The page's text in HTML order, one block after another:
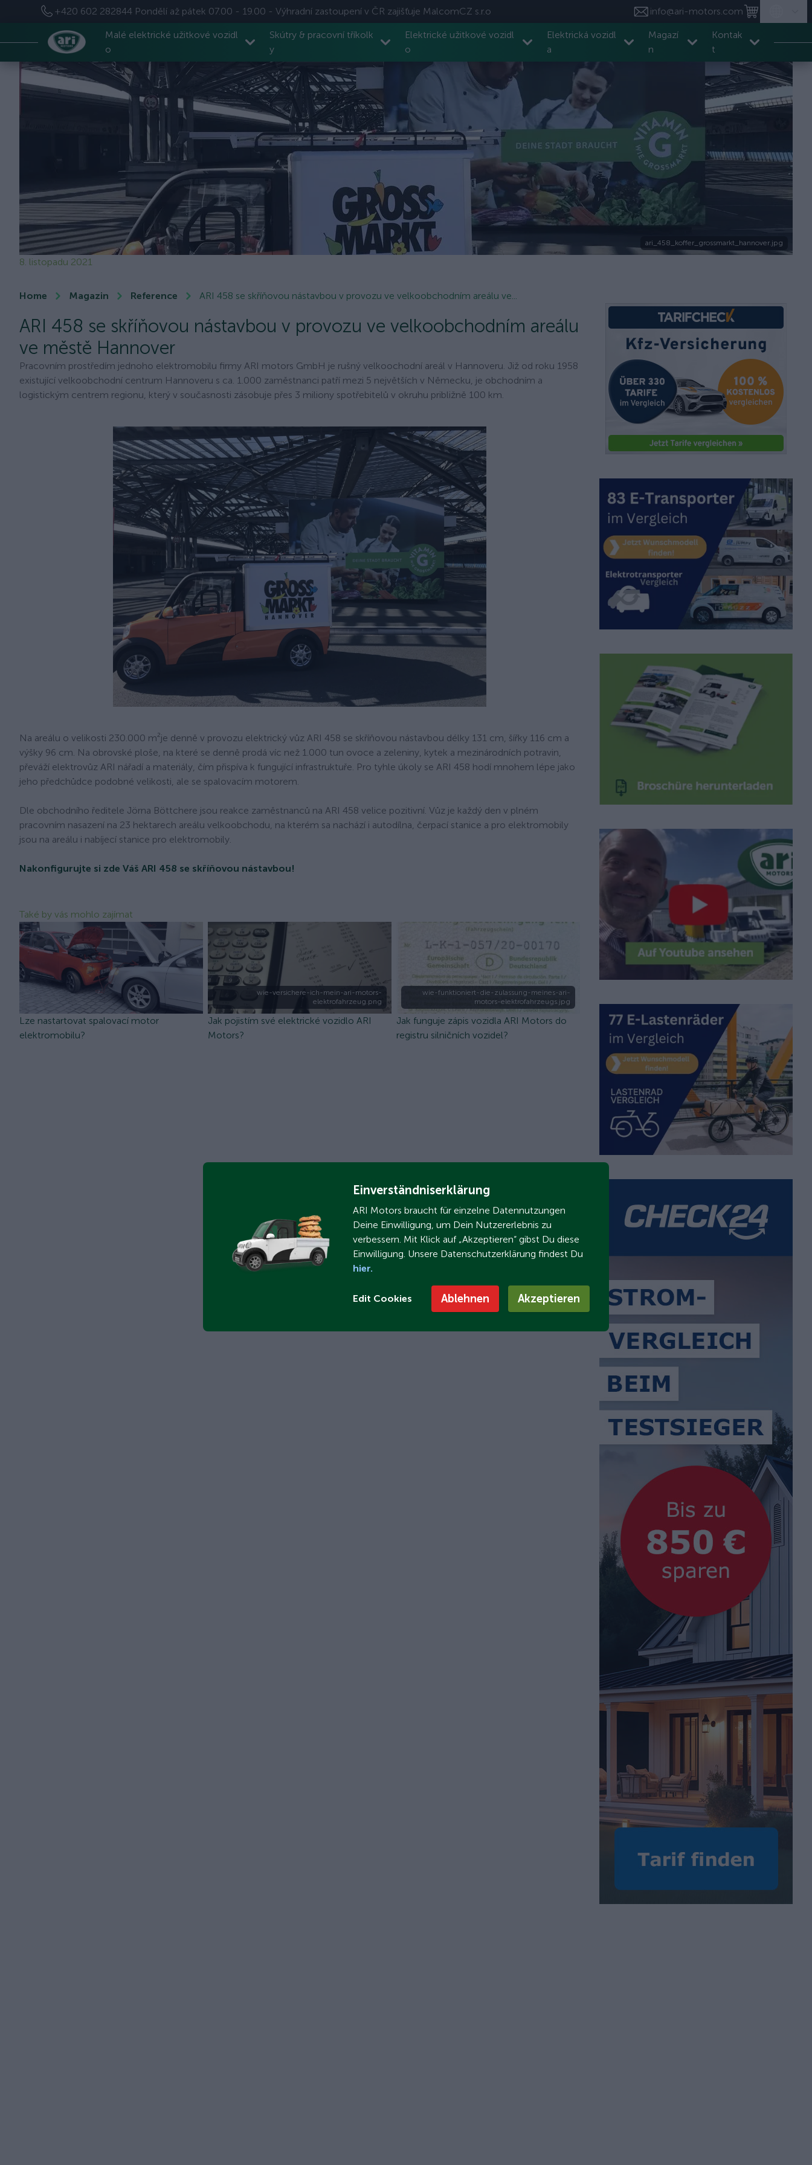
+420 602 282844 Pondělí až pátek 07.00 - 19.00 - Výhradní zastoupení v ČR zajišťuje MalcomCZ s.r.o info@ari-motors.com
Malé elektrické užitkové vozidl
o
Skútry & pracovní tříkolk
y
Elektrické užitkové vozidl
o
Elektrická vozidl
a
Magazí
n
Kontak
t
ari_458_koffer_grossmarkt_hannover.jpg
8. listopadu 2021
Home Magazin Reference ARI 458 se skříňovou nástavbou v provozu ve velkoobchodním areálu ve...
ARI 458 se skříňovou nástavbou v provozu ve velkoobchodním areálu
ve městě Hannover
Pracovním prostředím jednoho elektromobilu firmy ARI motors GmbH je rušný velkoochodní areál v Hannoveru. Již od roku 1958
existující velkoobchodní centrum Hannoveru s ca. 1.000 zaměstnanci patří mezi 5 největších v Německu, je obchodním a
logistickým centrem regionu, který v současnosti zásobuje přes 3 miliony spotřebitelů v okruhu približně 100 km.
Na areálu o velikosti 230.000 m²je denně v provozu elektrický vůz ARI 458 se skříňovou nástavbou délky 131 cm, šířky 116 cm a
výšky 96 cm. Na obrovské ploše, na které se denně prodá víc než 1.000 tun ovoce a zeleniny, kytek a mezinárodních potravin,
převáží elektrovůz ARI nářadí a materiály, čím přispíva k fungující infrastruktuře. Pro tyhle úkoly se ARI 458 hodí mnohem lépe jako
jeho předchůdce podobné velikosti, ale se spalovacím motorem.
Dle obchodního ředitele Jörna Böttchere jsou reakce zaměstnanců na ARI 458 velice pozitivní. Vůz je každý den v plném
pracovním nasazení na 23 hektarech areálu velkoobchodu, na kterém sa nachází i autodílna, čerpací stanice a pro elektromobily
jsou na areálu i nabíjecí stanice pro elektromobily.
Nakonfigurujte si zde Váš ARI 458 se skříňovou nástavbou!
Také by vás mohlo zajímat
Lze nastartovat spalovací motor
elektromobilu?
wie-versichere-ich-mein-ari-motors-
elektrofahrzeug.png
Jak pojistím své elektrické vozidlo ARI
Motors?
wie-funktioniert-die-zulassung-meines-ari-
motors-elektrofahrzeugs.jpg
Jak funguje zápis vozidla ARI Motors do
registru silničních vozidel?
Einverständniserklärung
ARI Motors braucht für einzelne Datennutzungen
Deine Einwilligung, um Dein Nutzererlebnis zu
verbessern. Mit Klick auf „Akzeptieren“ gibst Du diese
Einwilligung. Unsere Datenschutzerklärung findest Du
hier.
Edit Cookies Ablehnen Akzeptieren